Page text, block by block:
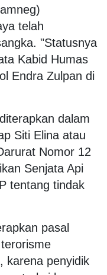
telah
"Statusnya
Kabid Humas
Endra Zulpan di
dalam
Siti Elina atau
Nomor 12
Senjata Api
tentang tindak
pasal
karena penyidik